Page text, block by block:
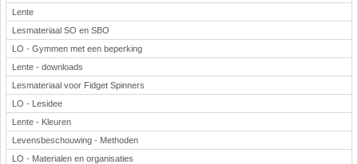
Lente
Lesmateriaal SO en SBO
LO - Gymmen met een beperking
Lente - downloads
Lesmateriaal voor Fidget Spinners
LO - Lesidee
Lente - Kleuren
Levensbeschouwing - Methoden
LO - Materialen en organisaties